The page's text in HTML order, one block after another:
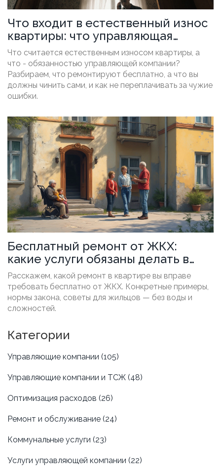
Что входит в естественный износ
квартиры: что управляющая
компания ремонтирует
бесплатно, а что - за ваш счет
Что считается естественным износом квартиры, а
что - обязанностью управляющей компании?
Разбираем, что ремонтируют бесплатно, а что вы
должны чинить сами, и как не переплачивать за чужие
ошибки.
Бесплатный ремонт от ЖКХ:
какие услуги обязаны делать в
квартире
Расскажем, какой ремонт в квартире вы вправе
требовать бесплатно от ЖКХ. Конкретные примеры,
нормы закона, советы для жильцов — без воды и
сложностей.
Категории
Управляющие компании (105)
Управляющие компании и ТСЖ (48)
Оптимизация расходов (26)
Ремонт и обслуживание (24)
Коммунальные услуги (23)
Услуги управляющей компании (22)